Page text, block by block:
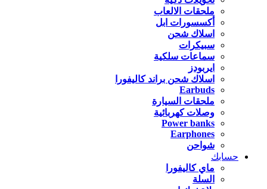
ملحقات الالعاب
أكسسورات ابل
اسلاك شحن
سبيكرات
سماعات سلكية
ايربودز
اسلاك شحن براند كاليفورا
Earbuds
ملحقات السيارة
وصلات كهربائية
Power banks
Earphones
شواحن
حسابك
ماي كاليفورا
السلة